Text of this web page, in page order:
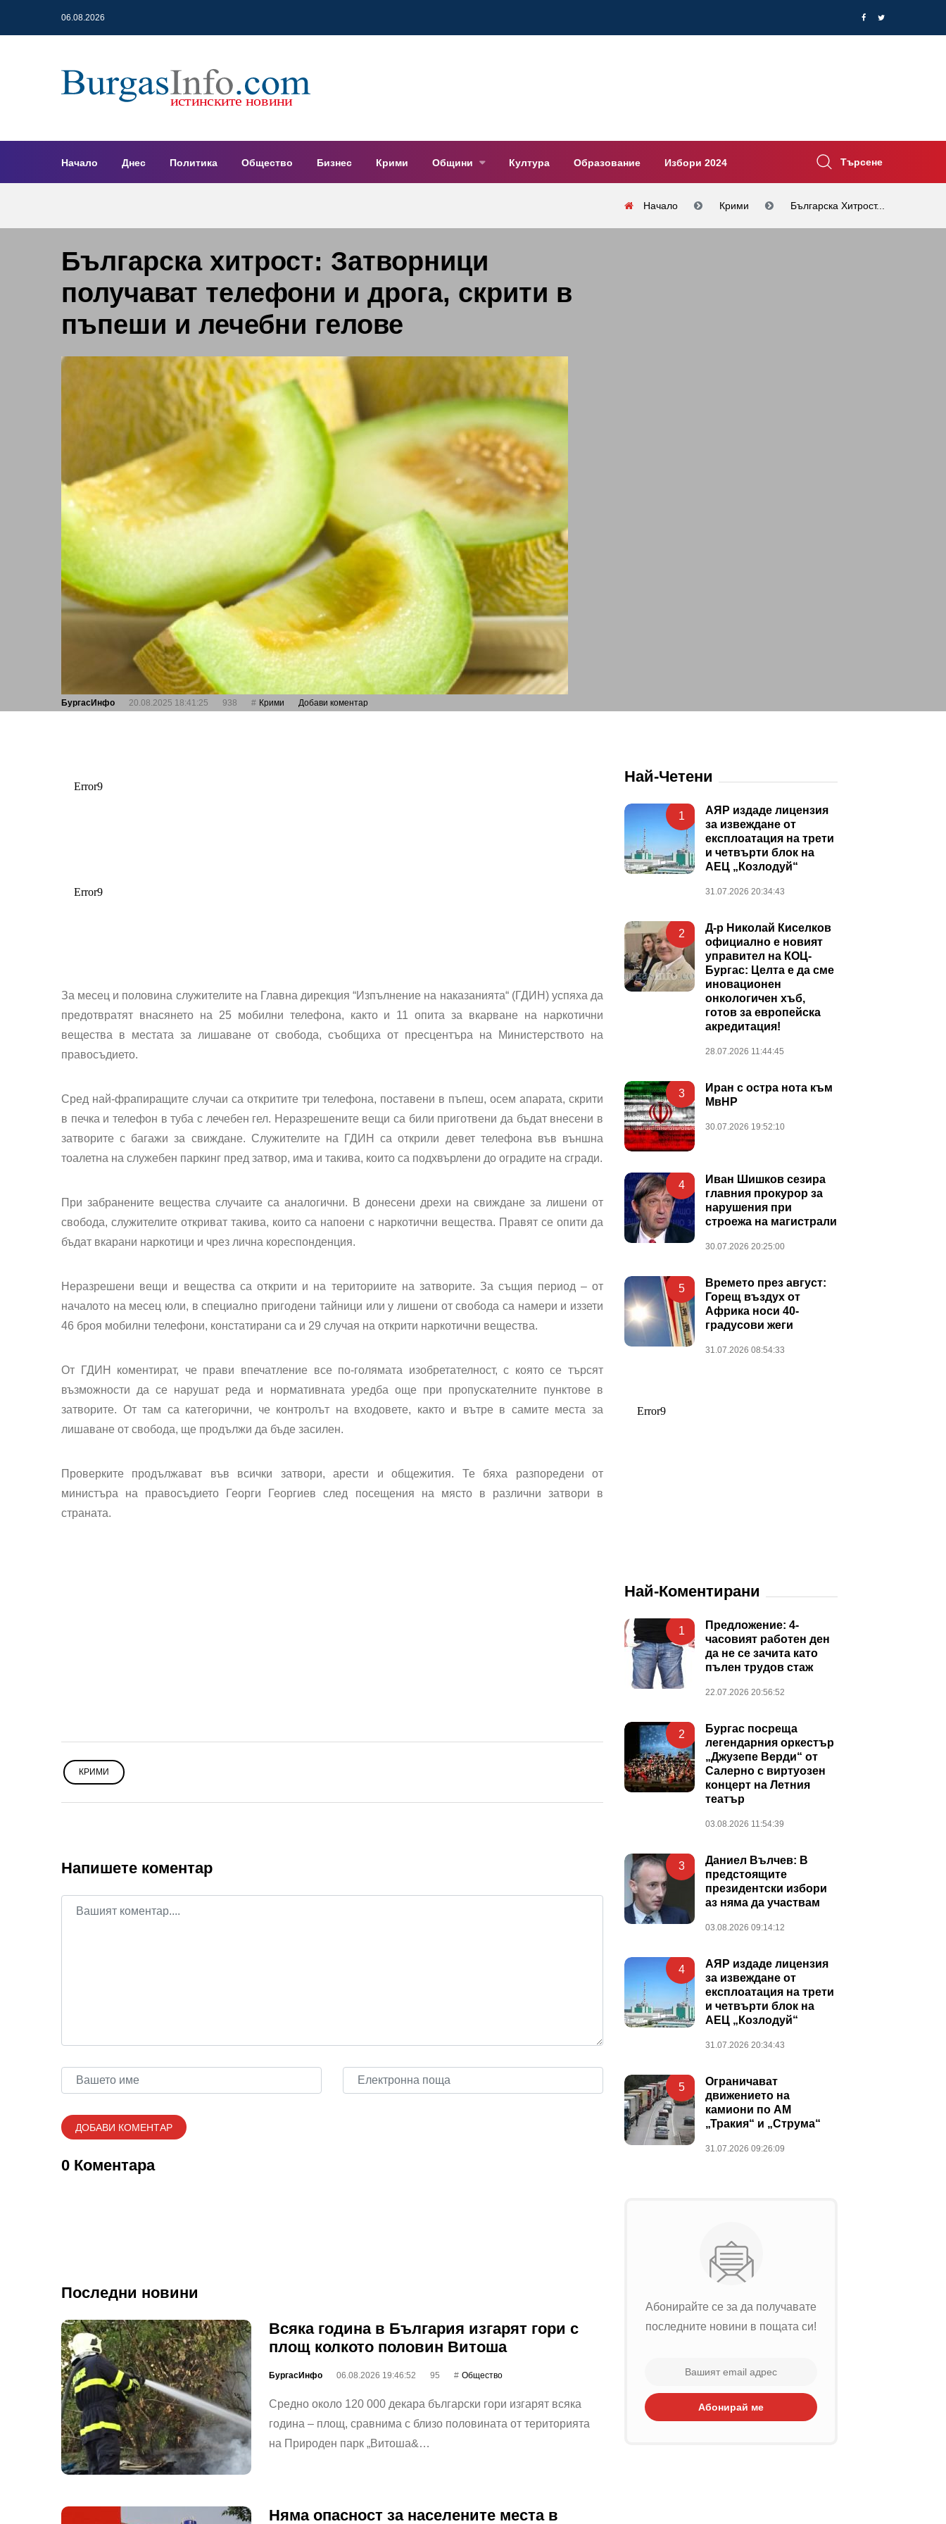
06.08.2026
Начало Днес Политика Общество Бизнес Крими Общини Култура Образование Избори 2024 Търсене
Начало Крими Българска Хитрост...
Българска хитрост: Затворници
получават телефони и дрога, скрити в
пъпеши и лечебни гелове
БургасИнфо 20.08.2025 18:41:25 938 Крими Добави коментар
За месец и половина служителите на Главна дирекция “Изпълнение на наказанията“ (ГДИН) успяха да
предотвратят внасянето на 25 мобилни телефона, както и 11 опита за вкарване на наркотични
вещества в местата за лишаване от свобода, съобщиха от пресцентъра на Министерството на
правосъдието.
Сред най-фрапиращите случаи са откритите три телефона, поставени в пъпеш, осем апарата, скрити
в печка и телефон в туба с лечебен гел. Неразрешените вещи са били приготвени да бъдат внесени в
затворите с багажи за свиждане. Служителите на ГДИН са открили девет телефона във външна
тоалетна на служебен паркинг пред затвор, има и такива, които са подхвърлени до оградите на сгради.
При забранените вещества случаите са аналогични. В донесени дрехи на свиждане за лишени от
свобода, служителите откриват такива, които са напоени с наркотични вещества. Правят се опити да
бъдат вкарани наркотици и чрез лична кореспонденция.
Неразрешени вещи и вещества са открити и на териториите на затворите. За същия период – от
началото на месец юли, в специално пригодени тайници или у лишени от свобода са намери и иззети
46 броя мобилни телефони, констатирани са и 29 случая на открити наркотични вещества.
От ГДИН коментират, че прави впечатление все по-голямата изобретателност, с която се търсят
възможности да се нарушат реда и нормативната уредба още при пропускателните пунктове в
затворите. От там са категорични, че контролът на входовете, както и вътре в самите места за
лишаване от свобода, ще продължи да бъде засилен.
Проверките продължават във всички затвори, арести и общежития. Те бяха разпоредени от
министъра на правосъдието Георги Георгиев след посещения на място в различни затвори в
страната.
КРИМИ
Напишете коментар
0 Коментара
Последни новини
Всяка година в България изгарят гори с
площ колкото половин Витоша
БургасИнфо 06.08.2026 19:46:52 95 Общество
Средно около 120 000 декара български гори изгарят всяка
година – площ, сравнима с близо половината от територията
на Природен парк „Витоша&…
Няма опасност за населените места в
Най-Четени
1
АЯР издаде лицензия
за извеждане от
експлоатация на трети
и четвърти блок на
АЕЦ „Козлодуй“
31.07.2026 20:34:43
2
Д-р Николай Киселков
официално е новият
управител на КОЦ-
Бургас: Целта е да сме
иновационен
онкологичен хъб,
готов за европейска
акредитация!
28.07.2026 11:44:45
3
Иран с остра нота към
МвНР
30.07.2026 19:52:10
4
Иван Шишков сезира
главния прокурор за
нарушения при
строежа на магистрали
30.07.2026 20:25:00
5
Времето през август:
Горещ въздух от
Африка носи 40-
градусови жеги
31.07.2026 08:54:33
Най-Коментирани
1
Предложение: 4-
часовият работен ден
да не се зачита като
пълен трудов стаж
22.07.2026 20:56:52
2
Бургас посреща
легендарния оркестър
„Джузепе Верди“ от
Салерно с виртуозен
концерт на Летния
театър
03.08.2026 11:54:39
3
Даниел Вълчев: В
предстоящите
президентски избори
аз няма да участвам
03.08.2026 09:14:12
4
АЯР издаде лицензия
за извеждане от
експлоатация на трети
и четвърти блок на
АЕЦ „Козлодуй“
31.07.2026 20:34:43
5
Ограничават
движението на
камиони по АМ
„Тракия“ и „Струма“
31.07.2026 09:26:09
Абонирайте се за да получавате
последните новини в пощата си!
Абонирай ме